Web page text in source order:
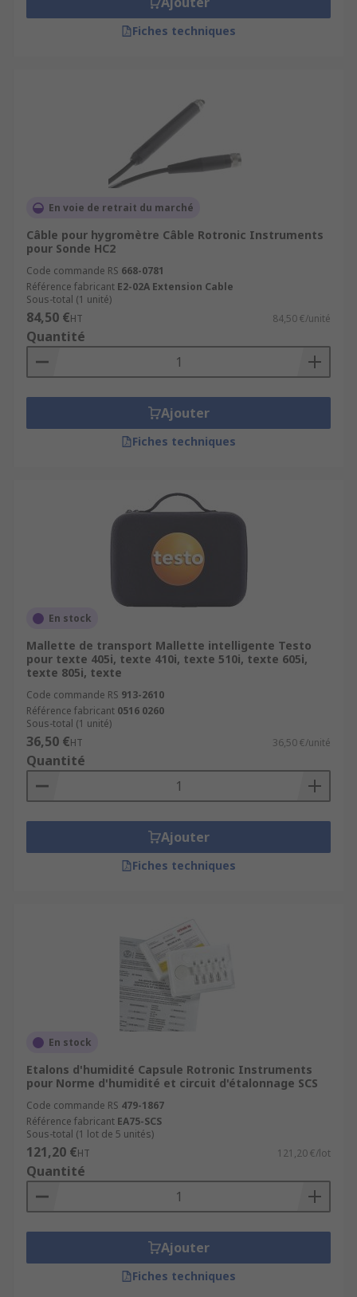
Fiches techniques
En voie de retrait du marché
Câble pour hygromètre Câble Rotronic Instruments
pour Sonde HC2
Code commande RS 668-0781
Référence fabricant E2-02A Extension Cable
Sous-total (1 unité)
84,50 €HT 84,50 €/unité
Quantité
Ajouter
Fiches techniques
En stock
Mallette de transport Mallette intelligente Testo
pour texte 405i, texte 410i, texte 510i, texte 605i,
texte 805i, texte
Code commande RS 913-2610
Référence fabricant 0516 0260
Sous-total (1 unité)
36,50 €HT 36,50 €/unité
Quantité
Ajouter
Fiches techniques
En stock
Etalons d'humidité Capsule Rotronic Instruments
pour Norme d'humidité et circuit d'étalonnage SCS
Code commande RS 479-1867
Référence fabricant EA75-SCS
Sous-total (1 lot de 5 unités)
121,20 €HT 121,20 €/lot
Quantité
Ajouter
Fiches techniques